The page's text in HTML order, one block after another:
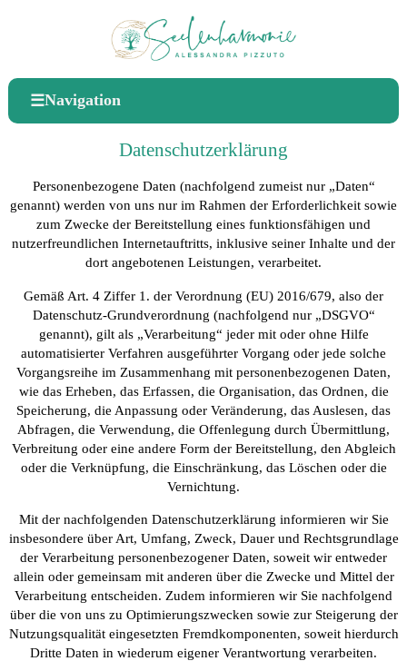
☰Navigation
Datenschutzerklärung
Personenbezogene Daten (nachfolgend zumeist nur „Daten“
genannt) werden von uns nur im Rahmen der Erforderlichkeit sowie
zum Zwecke der Bereitstellung eines funktionsfähigen und
nutzerfreundlichen Internetauftritts, inklusive seiner Inhalte und der
dort angebotenen Leistungen, verarbeitet.
Gemäß Art. 4 Ziffer 1. der Verordnung (EU) 2016/679, also der
Datenschutz-Grundverordnung (nachfolgend nur „DSGVO“
genannt), gilt als „Verarbeitung“ jeder mit oder ohne Hilfe
automatisierter Verfahren ausgeführter Vorgang oder jede solche
Vorgangsreihe im Zusammenhang mit personenbezogenen Daten,
wie das Erheben, das Erfassen, die Organisation, das Ordnen, die
Speicherung, die Anpassung oder Veränderung, das Auslesen, das
Abfragen, die Verwendung, die Offenlegung durch Übermittlung,
Verbreitung oder eine andere Form der Bereitstellung, den Abgleich
oder die Verknüpfung, die Einschränkung, das Löschen oder die
Vernichtung.
Mit der nachfolgenden Datenschutzerklärung informieren wir Sie
insbesondere über Art, Umfang, Zweck, Dauer und Rechtsgrundlage
der Verarbeitung personenbezogener Daten, soweit wir entweder
allein oder gemeinsam mit anderen über die Zwecke und Mittel der
Verarbeitung entscheiden. Zudem informieren wir Sie nachfolgend
über die von uns zu Optimierungszwecken sowie zur Steigerung der
Nutzungsqualität eingesetzten Fremdkomponenten, soweit hierdurch
Dritte Daten in wiederum eigener Verantwortung verarbeiten.